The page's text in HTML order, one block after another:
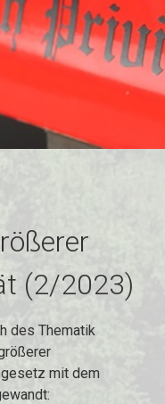
(2/2023)
des Thematik
mit dem